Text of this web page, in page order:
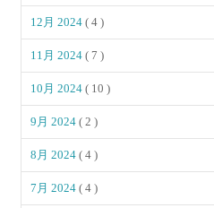
12月 2024( 4 )
11月 2024( 7 )
10月 2024( 10 )
9月 2024( 2 )
8月 2024( 4 )
7月 2024( 4 )